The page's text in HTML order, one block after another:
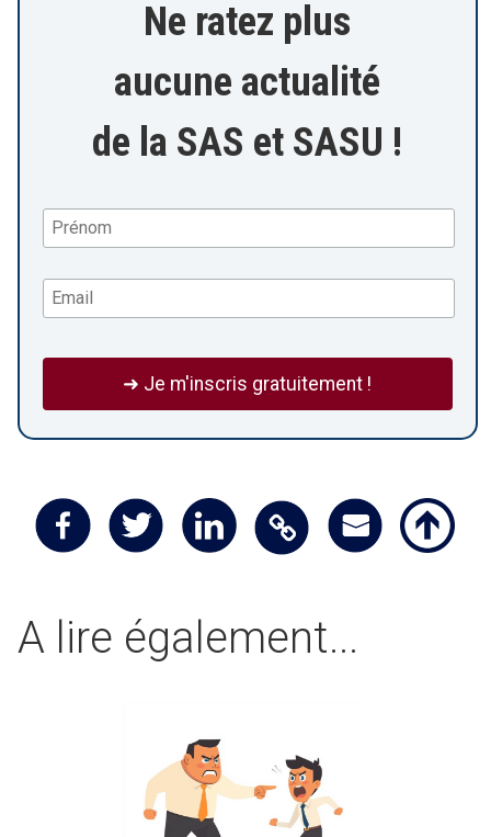
Ne ratez plus
aucune actualité
de la SAS et SASU !
A lire également...